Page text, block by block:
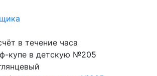
в течение часа
купе в детскую №205